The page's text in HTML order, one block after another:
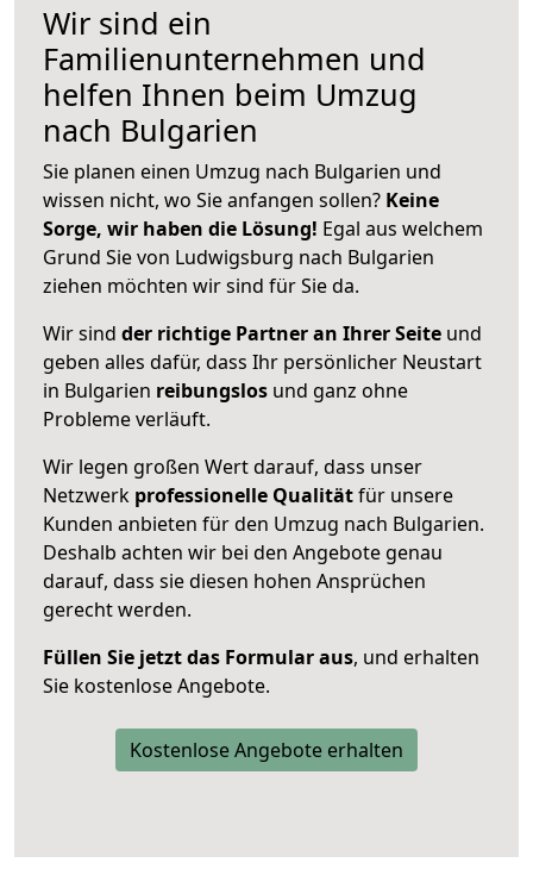
Wir sind ein
Familienunternehmen und
helfen Ihnen beim Umzug
nach Bulgarien
Sie planen einen Umzug nach Bulgarien und
wissen nicht, wo Sie anfangen sollen? Keine
Sorge, wir haben die Lösung! Egal aus welchem
Grund Sie von Ludwigsburg nach Bulgarien
ziehen möchten wir sind für Sie da.
Wir sind der richtige Partner an Ihrer Seite und
geben alles dafür, dass Ihr persönlicher Neustart
in Bulgarien reibungslos und ganz ohne
Probleme verläuft.
Wir legen großen Wert darauf, dass unser
Netzwerk professionelle Qualitätfür unsere
Kunden anbieten für den Umzug nach Bulgarien.
Deshalb achten wir bei den Angebote genau
darauf, dass sie diesen hohen Ansprüchen
gerecht werden.
Füllen Sie jetzt das Formular aus, und erhalten
Sie kostenlose Angebote.
Kostenlose Angebote erhalten